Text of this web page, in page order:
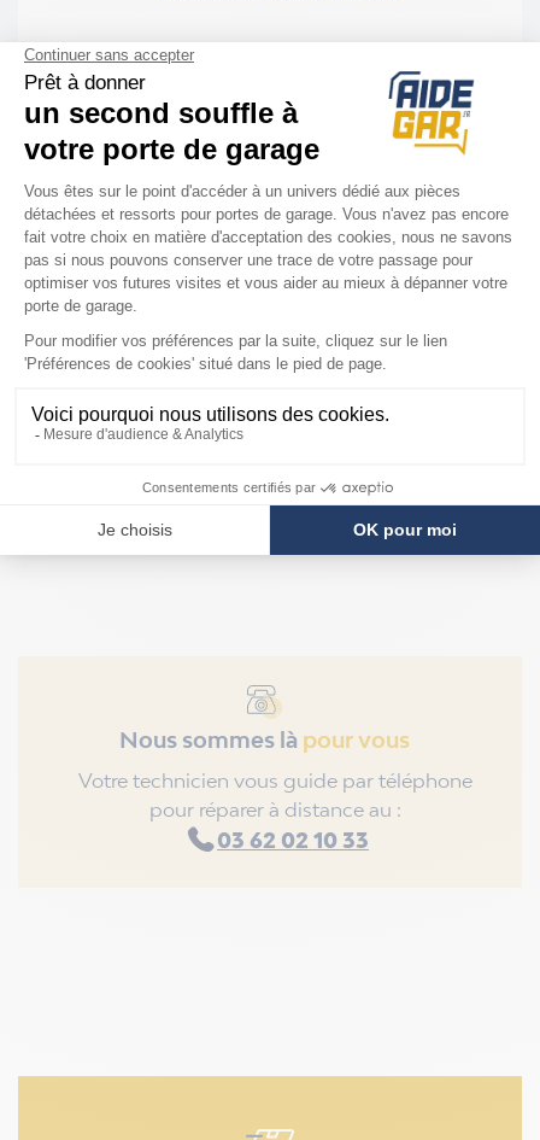
DESCRIPTION
Cette pièce peut également s'adapter pour le
remplacement d'anciens modèles de verrou en
nylon parfois en place sur les portes de marque
Hörmann, Novoferm Tubauto, Mischler,
Soprofen,...
Verrous avec support en acier livré avec ses vis
de fixation.
Nous sommes là pour vous
Votre technicien vous guide par téléphone
pour réparer à distance au :
03 62 02 10 33